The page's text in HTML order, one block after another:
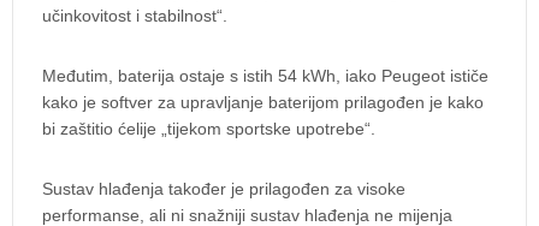
učinkovitost i stabilnost“.
Međutim, baterija ostaje s istih 54 kWh, iako Peugeot ističe
kako je softver za upravljanje baterijom prilagođen je kako
bi zaštitio ćelije „tijekom sportske upotrebe“.
Sustav hlađenja također je prilagođen za visoke
performanse, ali ni snažniji sustav hlađenja ne mijenja